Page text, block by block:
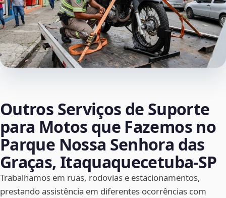
Outros Serviços de Suporte
para Motos que Fazemos no
Parque Nossa Senhora das
Graças, Itaquaquecetuba‑SP
Trabalhamos em ruas, rodovias e estacionamentos,
prestando assistência em diferentes ocorrências com